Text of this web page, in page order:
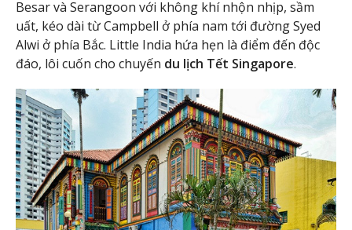
Besar và Serangoon với không khí nhộn nhịp, sầm
uất, kéo dài từ Campbell ở phía nam tới đường Syed
Alwi ở phía Bắc. Little India hứa hẹn là điểm đến độc
đáo, lôi cuốn cho chuyến du lịch Tết Singapore.